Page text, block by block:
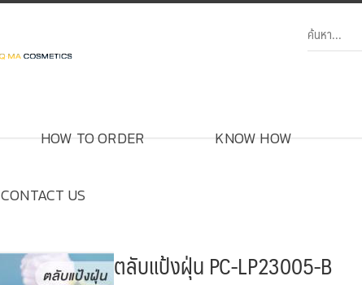
HOW TO ORDER KNOW HOW
CONTACT US
ตลับแป้งฝุ่น PC-LP23005-B